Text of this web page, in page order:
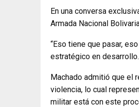
En una conversa
Armada Nacional
“Eso tiene que pasar,
estratégico en desarrollo.
Machado admitió que el
violencia, lo cual
militar está con este